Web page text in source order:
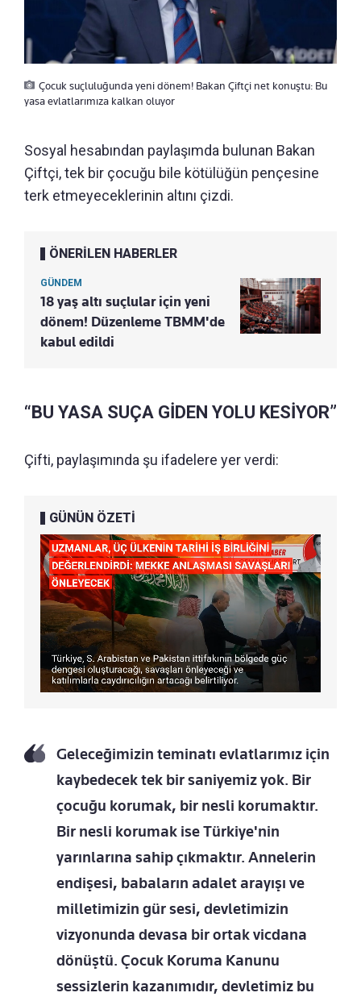
Çocuk suçluluğunda yeni dönem! Bakan Çiftçi net konuştu: Bu
yasa evlatlarımıza kalkan oluyor
Sosyal hesabından paylaşımda bulunan Bakan
Çiftçi, tek bir çocuğu bile kötülüğün pençesine
terk etmeyeceklerinin altını çizdi.
ÖNERİLEN HABERLER
GÜNDEM
18 yaş altı suçlular için yeni
dönem! Düzenleme TBMM'de
kabul edildi
“BU YASA SUÇA GİDEN YOLU KESİYOR”
Çifti, paylaşımında şu ifadelere yer verdi:
GÜNÜN ÖZETİ
Geleceğimizin teminatı evlatlarımız için
kaybedecek tek bir saniyemiz yok. Bir
çocuğu korumak, bir nesli korumaktır.
Bir nesli korumak ise Türkiye'nin
yarınlarına sahip çıkmaktır. Annelerin
endişesi, babaların adalet arayışı ve
milletimizin gür sesi, devletimizin
vizyonunda devasa bir ortak vicdana
dönüştü. Çocuk Koruma Kanunu
sessizlerin kazanımıdır, devletimiz bu